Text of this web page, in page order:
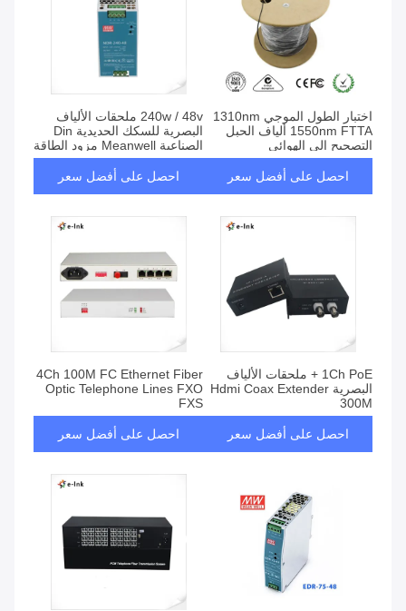
اختبار الطول الموجي 1310nm
1550nm FTTA ألياف الحبل
التصحيح إلى الهوائي
احصل على أفضل سعر
240w / 48v ملحقات الألياف
البصرية للسكك الحديدية Din
الصناعية Meanwell مزود الطاقة
احصل على أفضل سعر
1Ch PoE + ملحقات الألياف
البصرية Hdmi Coax Extender
300M
احصل على أفضل سعر
4Ch 100M FC Ethernet Fiber
Optic Telephone Lines FXO
FXS
احصل على أفضل سعر